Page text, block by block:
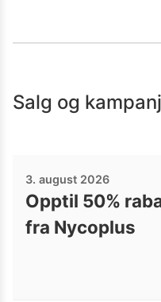
pleie.
deres og
Salg og
3. august 2026
Opptil 50%
fra Nycoplus